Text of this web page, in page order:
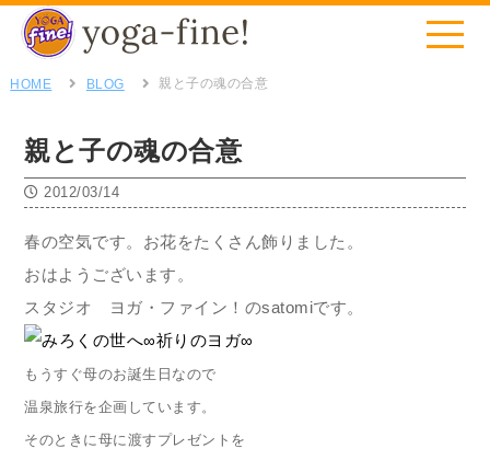
HOME BLOG 親と子の魂の合意
親と子の魂の合意
2012/03/14
春の空気です。お花をたくさん飾りました。
おはようございます。
スタジオ ヨガ・ファイン！のsatomiです。
もうすぐ母のお誕生日なので
温泉旅行を企画しています。
そのときに母に渡すプレゼントを